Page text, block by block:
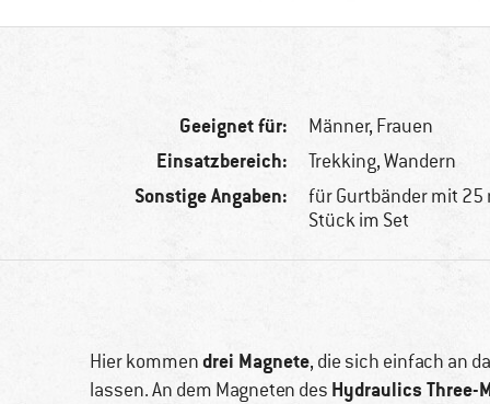
Geeignet für: Männer, Frauen
Einsatzbereich: Trekking, Wandern
Sonstige Angaben:
für Gurtbänder mit 25
Stück im Set
Hier kommendrei Magnete, die sich einfach an
lassen. An dem Magneten des Hydraulics Three-